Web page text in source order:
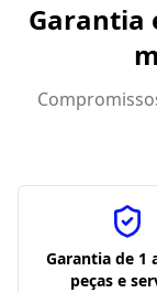
Garantia
Garantia de 1
peças e